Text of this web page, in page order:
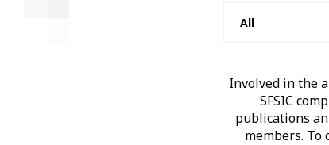
Involved in the
SFSIC
publications
members.